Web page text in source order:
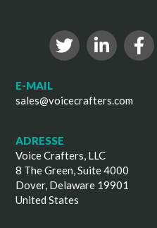
E-MAIL
sales@voicecrafters.com
ADRESSE
Voice Crafters, LLC
8 The Green, Suite 4000
Dover, Delaware 19901
United States